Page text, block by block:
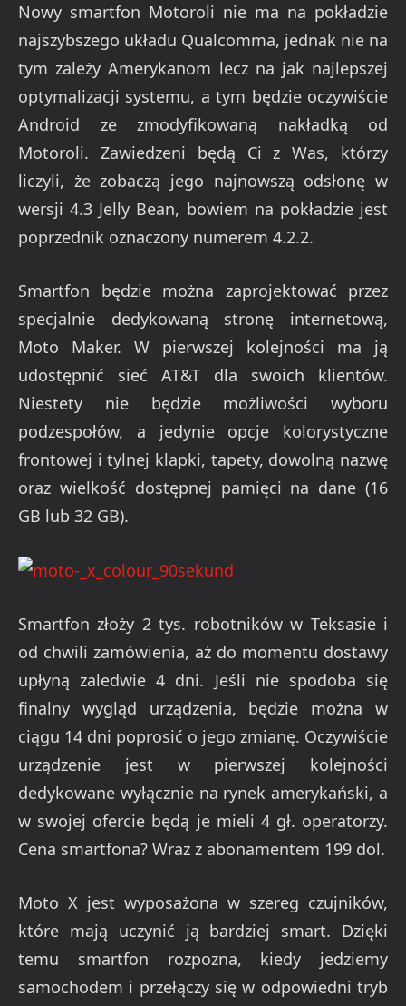
Nowy smartfon Motoroli nie ma na pokładzie
najszybszego układu Qualcomma, jednak nie na
tym zależy Amerykanom lecz na jak najlepszej
optymalizacji systemu, a tym będzie oczywiście
Android ze zmodyfikowaną nakładką od
Motoroli. Zawiedzeni będą Ci z Was, którzy
liczyli, że zobaczą jego najnowszą odsłonę w
wersji 4.3 Jelly Bean, bowiem na pokładzie jest
poprzednik oznaczony numerem 4.2.2.
Smartfon będzie można zaprojektować przez
specjalnie dedykowaną stronę internetową,
Moto Maker. W pierwszej kolejności ma ją
udostępnić sieć AT&T dla swoich klientów.
Niestety nie będzie możliwości wyboru
podzespołów, a jedynie opcje kolorystyczne
frontowej i tylnej klapki, tapety, dowolną nazwę
oraz wielkość dostępnej pamięci na dane (16
GB lub 32 GB).
Smartfon złoży 2 tys. robotników w Teksasie i
od chwili zamówienia, aż do momentu dostawy
upłyną zaledwie 4 dni. Jeśli nie spodoba się
finalny wygląd urządzenia, będzie można w
ciągu 14 dni poprosić o jego zmianę. Oczywiście
urządzenie jest w pierwszej kolejności
dedykowane wyłącznie na rynek amerykański, a
w swojej ofercie będą je mieli 4 gł. operatorzy.
Cena smartfona? Wraz z abonamentem 199 dol.
Moto X jest wyposażona w szereg czujników,
które mają uczynić ją bardziej smart. Dzięki
temu smartfon rozpozna, kiedy jedziemy
samochodem i przełączy się w odpowiedni tryb